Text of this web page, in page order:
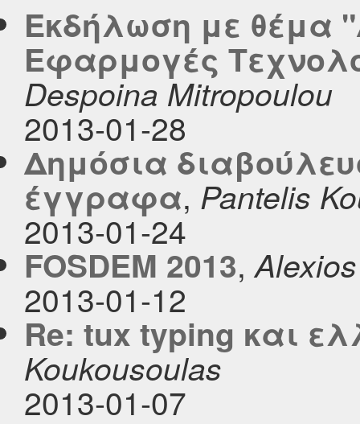
Εκδήλωση με θέμα
Εφαρμογές
Despoina Mitropoulou
2013-01-28
Δημόσια
έγγραφα, Pantelis
2013-01-24
FOSDEM 2013,
2013-01-12
Re: tux typing και
Koukousoulas
2013-01-07